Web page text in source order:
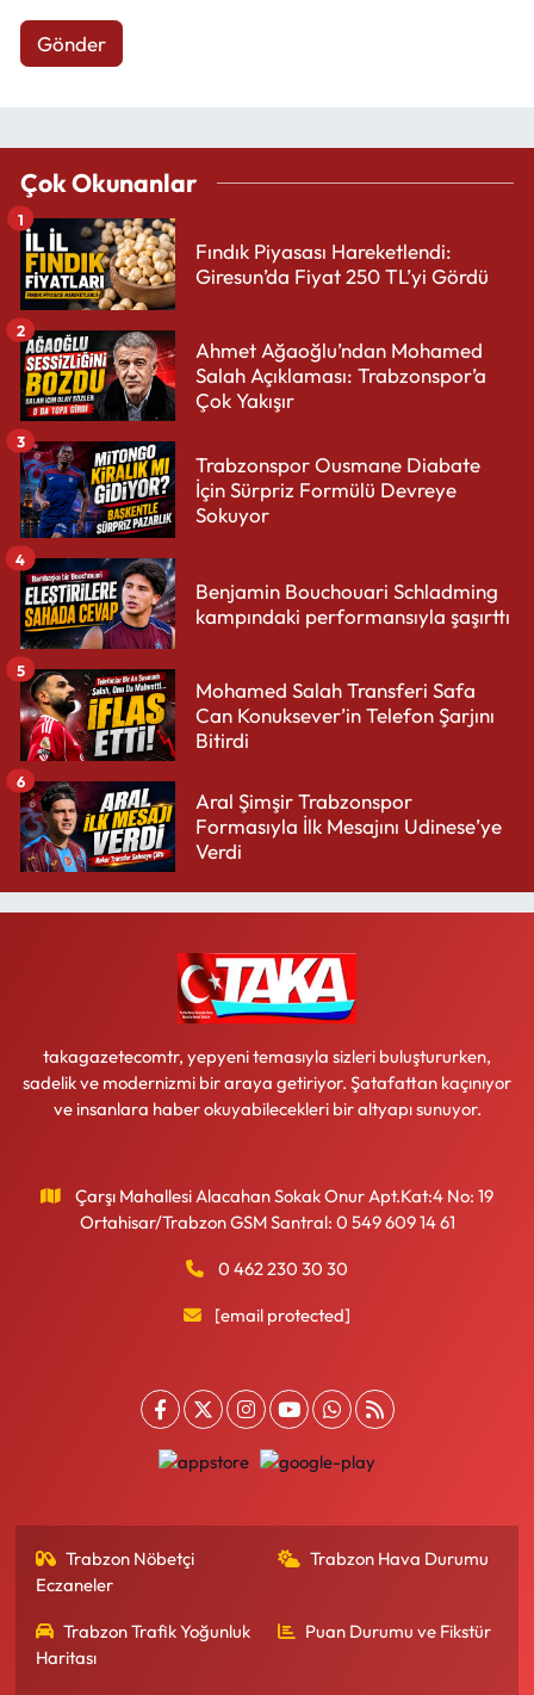
Gönder
Çok Okunanlar
Fındık Piyasası Hareketlendi:
Giresun’da Fiyat 250 TL’yi Gördü
1
Ahmet Ağaoğlu’ndan Mohamed
Salah Açıklaması: Trabzonspor’a
Çok Yakışır
2
Trabzonspor Ousmane Diabate
İçin Sürpriz Formülü Devreye
Sokuyor
3
Benjamin Bouchouari Schladming
kampındaki performansıyla şaşırttı
4
Mohamed Salah Transferi Safa
Can Konuksever’in Telefon Şarjını
Bitirdi
5
Aral Şimşir Trabzonspor
Formasıyla İlk Mesajını Udinese’ye
Verdi
6
takagazetecomtr, yepyeni temasıyla sizleri buluştururken,
sadelik ve modernizmi bir araya getiriyor. Şatafattan kaçınıyor
ve insanlara haber okuyabilecekleri bir altyapı sunuyor.
Çarşı Mahallesi Alacahan Sokak Onur Apt.Kat:4 No: 19
Ortahisar/Trabzon GSM Santral: 0 549 609 14 61
0 462 230 30 30
[email protected]
Trabzon Nöbetçi
Eczaneler
Trabzon Hava Durumu
Trabzon Trafik Yoğunluk
Haritası
Puan Durumu ve Fikstür